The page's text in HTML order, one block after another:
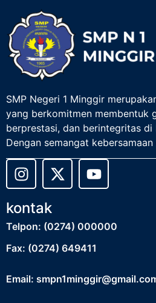
SMP Negeri 1 Minggir
yang berkomitmen membentuk
berprestasi, dan berintegritas di
Dengan semangat
kontak
Telpon: (0274) 000000
Fax: (0274) 649411
Email: